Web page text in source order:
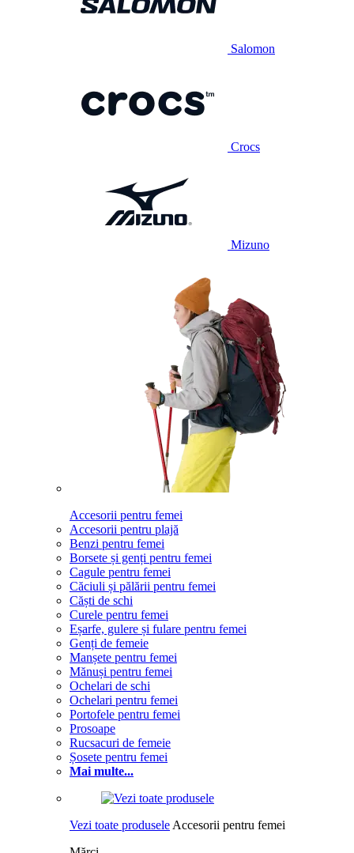
Salomon
Crocs
Mizuno
Accesorii pentru femei
Accesorii pentru plajă
Benzi pentru femei
Borsete și genți pentru femei
Cagule pentru femei
Căciuli și pălării pentru femei
Căști de schi
Curele pentru femei
Eșarfe, gulere și fulare pentru femei
Genți de femeie
Manșete pentru femei
Mănuși pentru femei
Ochelari de schi
Ochelari pentru femei
Portofele pentru femei
Prosoape
Rucsacuri de femeie
Șosete pentru femei
Mai multe...
Vezi toate produsele Accesorii pentru femei